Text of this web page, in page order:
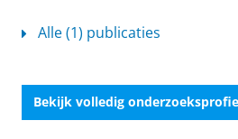
Alle (1) publicaties
Bekijk volledig